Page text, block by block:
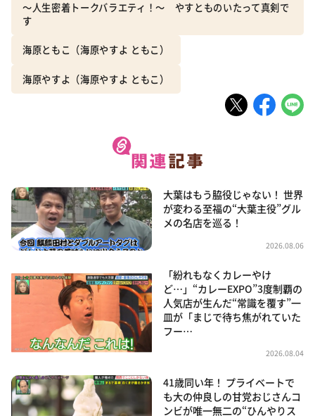
～人生密着トークバラエティ！～ やすとものいたって真剣で
す
海原ともこ（海原やすよ ともこ）
海原やすよ（海原やすよ ともこ）
大葉はもう脇役じゃない！ 世界
が変わる至福の“大葉主役”グル
メの名店を巡る！
2026.08.06
「紛れもなくカレーやけ
ど…」“カレーEXPO”3度制覇の
人気店が生んだ“常識を覆す”一
皿が「まじで待ち焦がれていた
フー…
2026.08.04
41歳同い年！ プライベートで
も大の仲良しの甘党おじさんコ
ンビが唯一無二の“ひんやりス